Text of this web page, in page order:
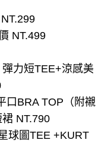
NT.499
力短TEE+涼感美
口BRA TOP（附襯
NT.790
球圖TEE +KURT